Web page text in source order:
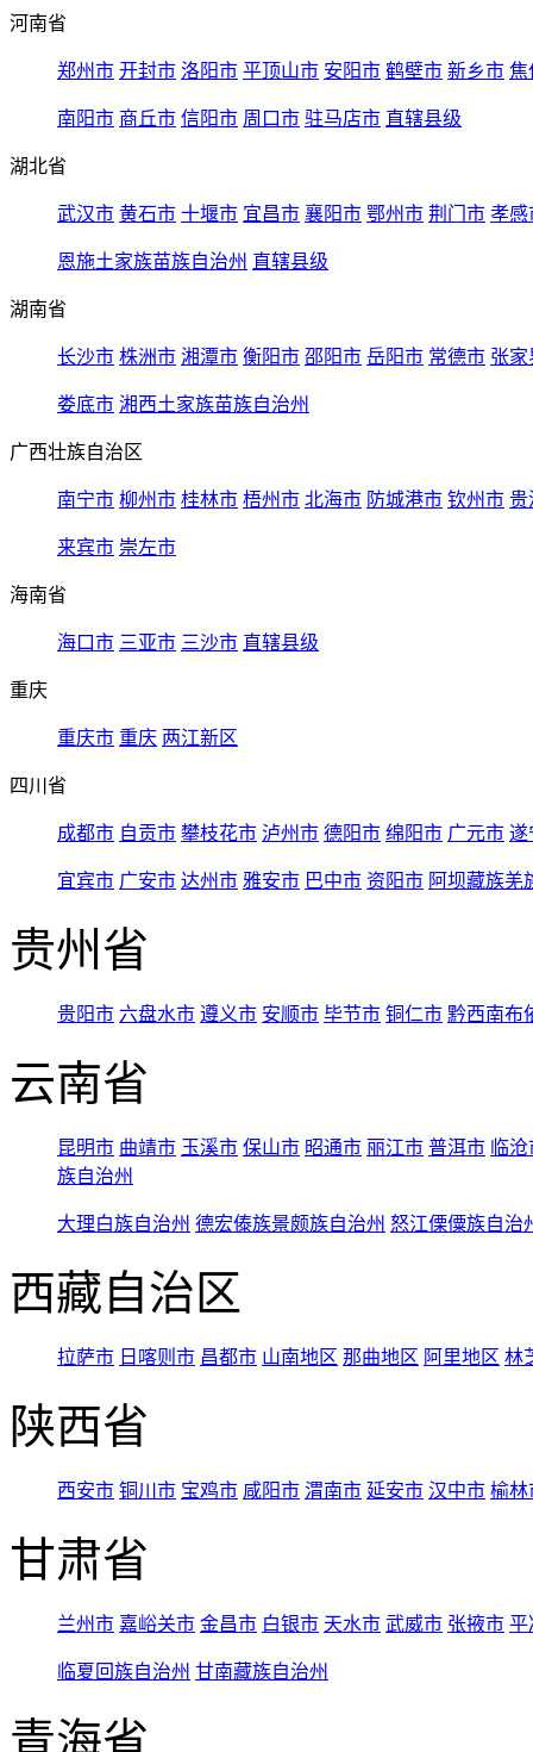
河南省
郑州市 开封市 洛阳市 平顶山市 安阳市 鹤壁市 新乡市 焦
南阳市 商丘市 信阳市 周口市 驻马店市 直辖县级
湖北省
武汉市 黄石市 十堰市 宜昌市 襄阳市 鄂州市 荆门市 孝感
恩施土家族苗族自治州 直辖县级
湖南省
长沙市 株洲市 湘潭市 衡阳市 邵阳市 岳阳市 常德市 张家
娄底市 湘西土家族苗族自治州
广西壮族自治区
南宁市 柳州市 桂林市 梧州市 北海市 防城港市 钦州市 贵
来宾市 崇左市
海南省
海口市 三亚市 三沙市 直辖县级
重庆
重庆市 重庆 两江新区
四川省
成都市 自贡市 攀枝花市 泸州市 德阳市 绵阳市 广元市 遂
宜宾市 广安市 达州市 雅安市 巴中市 资阳市 阿坝藏族羌
贵州省
贵阳市 六盘水市 遵义市 安顺市 毕节市 铜仁市 黔西南布
云南省
昆明市 曲靖市 玉溪市 保山市 昭通市 丽江市 普洱市 临
族自治州
大理白族自治州 德宏傣族景颇族自治州 怒江傈僳族自治
西藏自治区
拉萨市 日喀则市 昌都市 山南地区 那曲地区 阿里地区 林
陕西省
西安市 铜川市 宝鸡市 咸阳市 渭南市 延安市 汉中市 榆林
甘肃省
兰州市 嘉峪关市 金昌市 白银市 天水市 武威市 张掖市 平
临夏回族自治州 甘南藏族自治州
青海省